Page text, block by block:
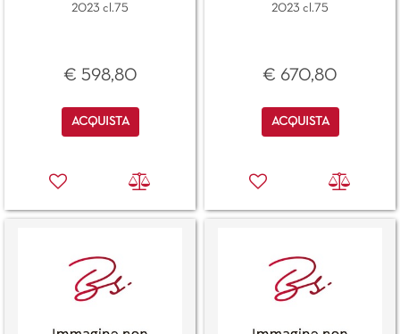
2023 cl.75
€ 598,80
Quantità
ACQUISTA
2023 cl.75
€ 670,80
Quantità
ACQUISTA